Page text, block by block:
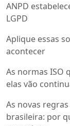
ANPD
LGPD
Aplique essas
acontecer
As normas ISO
elas vão
As novas
brasileira: por